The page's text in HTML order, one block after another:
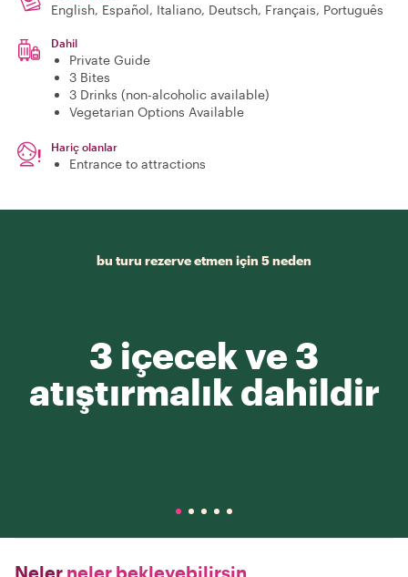
English, Español, Italiano, Deutsch, Français, Português
Dahil
Private Guide
3 Bites
3 Drinks (non-alcoholic available)
Vegetarian Options Available
Hariç olanlar
Entrance to attractions
bu turu rezerve etmen için 5 neden
3 içecek ve 3
atıştırmalık dahildir
Neler neler bekleyebilirsin